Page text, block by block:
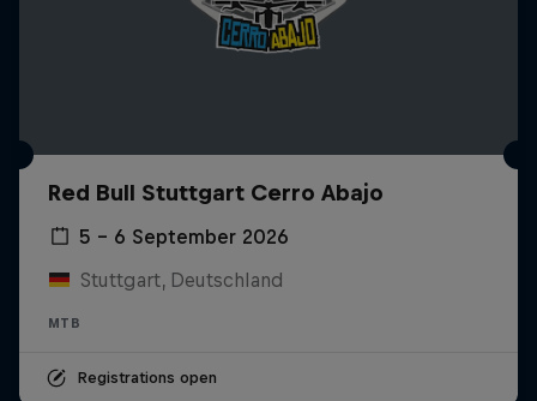
Red Bull Stuttgart Cerro Abajo
5 – 6 September 2026
Stuttgart, Deutschland
MTB
Registrations open